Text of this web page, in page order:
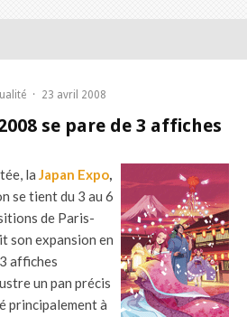
· 23 avril 2008
se pare de 3 affiches
la Japan Expo,
se tient du 3 au 6
de Paris-
son expansion en
affiches
un pan précis
principalement à